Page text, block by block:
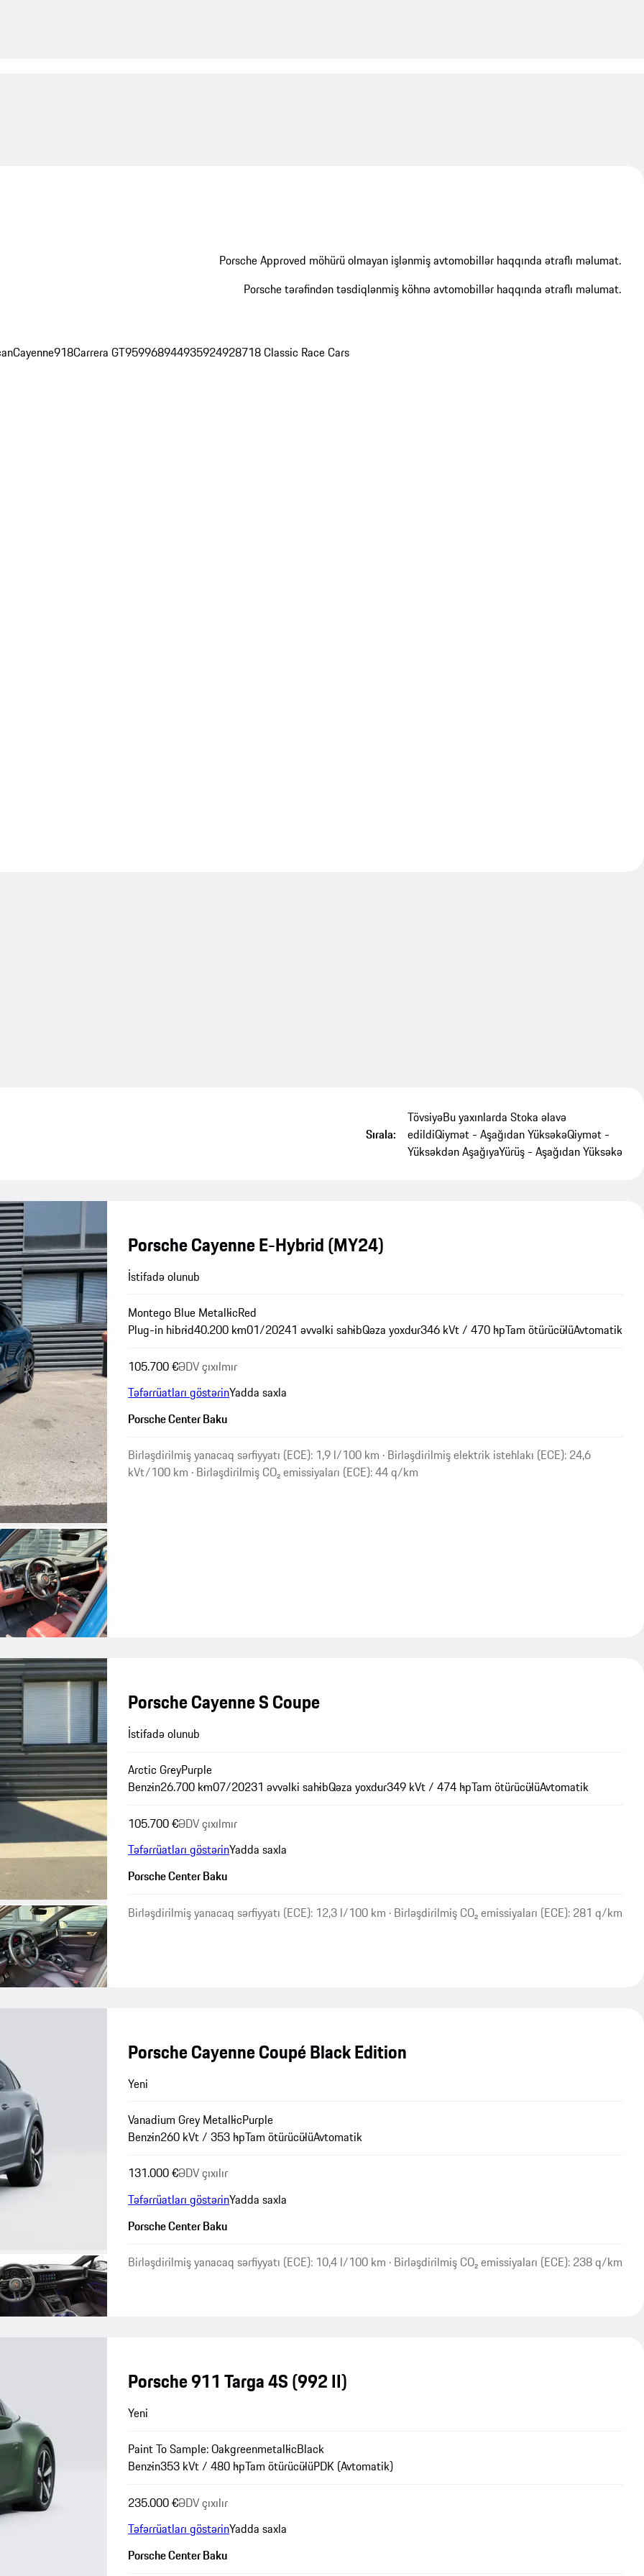
Porsche Approved möhürü olmayan işlənmiş avtomobillər haqqında ətraflı məlumat.
Porsche tərəfindən təsdiqlənmiş köhnə avtomobillər haqqında ətraflı məlumat.
Cayenne918Carrera GT959968944935924928718 Classic Race Cars
Sırala:
TövsiyəBu yaxınlarda Stoka əlavə
edildiQiymət - Aşağıdan YüksəkəQiymət -
Yüksəkdən AşağıyaYürüş - Aşağıdan Yüksəkə
Porsche Cayenne E-Hybrid (MY24)
İstifadə olunub
Montego Blue MetallicRed
Plug-in hibrid40.200 km01/20241 əvvəlki sahibQəza yoxdur346 kVt / 470 hpTam ötürücülüAvtomatik
105.700 €ƏDV çıxılmır
Təfərrüatları göstərinYadda saxla
Porsche Center Baku
Birləşdirilmiş yanacaq sərfiyyatı (ECE): 1,9 l/100 km · Birləşdirilmiş elektrik istehlakı (ECE): 24,6
kVt/100 km · Birləşdirilmiş CO₂ emissiyaları (ECE): 44 q/km
Porsche Cayenne S Coupe
İstifadə olunub
Arctic GreyPurple
Benzin26.700 km07/20231 əvvəlki sahibQəza yoxdur349 kVt / 474 hpTam ötürücülüAvtomatik
105.700 €ƏDV çıxılmır
Təfərrüatları göstərinYadda saxla
Porsche Center Baku
Birləşdirilmiş yanacaq sərfiyyatı (ECE): 12,3 l/100 km · Birləşdirilmiş CO₂ emissiyaları (ECE): 281 q/km
Porsche Cayenne Coupé Black Edition
Yeni
Vanadium Grey MetallicPurple
Benzin260 kVt / 353 hpTam ötürücülüAvtomatik
131.000 €ƏDV çıxılır
Təfərrüatları göstərinYadda saxla
Porsche Center Baku
Birləşdirilmiş yanacaq sərfiyyatı (ECE): 10,4 l/100 km · Birləşdirilmiş CO₂ emissiyaları (ECE): 238 q/km
Porsche 911 Targa 4S(992 II)
Yeni
Paint To Sample: OakgreenmetallicBlack
Benzin353 kVt / 480 hpTam ötürücülüPDK (Avtomatik)
235.000 €ƏDV çıxılır
Təfərrüatları göstərinYadda saxla
Porsche Center Baku